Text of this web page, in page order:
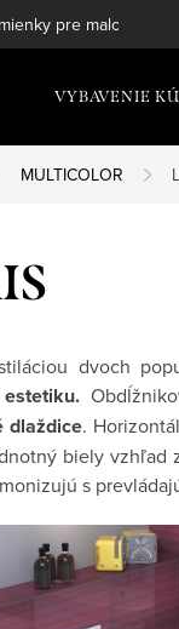
pre maloobchod
VYBAVENIE
MULTICOLOR
dvoch
dlaždice.
biely vzhľad
s